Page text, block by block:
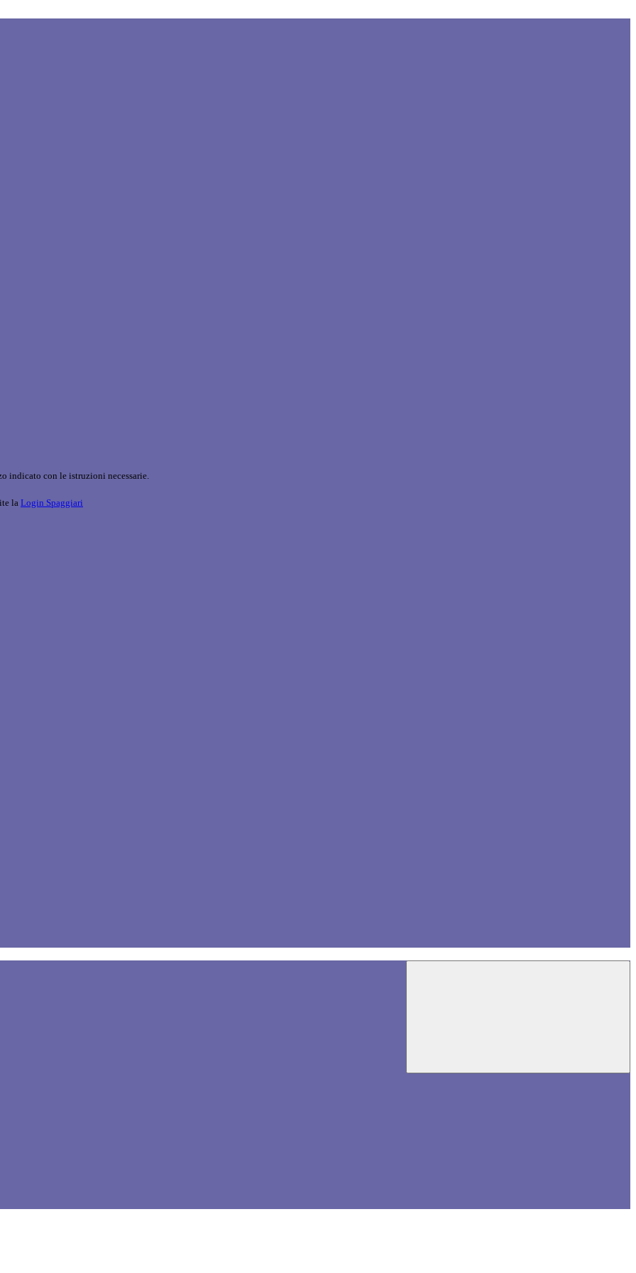
indicato con le istruzioni necessarie.
la Login Spaggiari